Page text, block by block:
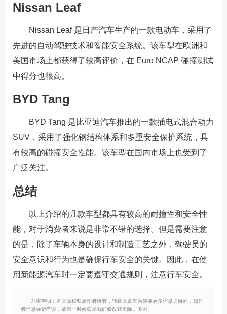
Nissan Leaf
Nissan Leaf 是日产汽车生产的一款电动车，采用了
先进的自动驾驶技术和智能安全系统。该车型在欧洲和
美国市场上都获得了较高评价，在 Euro NCAP 碰撞测试
中得分也很高。
BYD Tang
BYD Tang 是比亚迪汽车推出的一款插电式混合动力
SUV，采用了强化钢结构体系和多重安全保护系统，具
有较高的碰撞安全性能。该车型在国内市场上也受到了
广泛关注。
总结
以上介绍的几款车型都具有较高的耐撞性和安全性
能，对于消费者来说是非常不错的选择。但是需要注意
的是，除了车辆本身的设计和制造工艺之外，驾驶员的
安全意识和行为也是确保行车安全的关键。因此，在使
用新能源汽车时一定要遵守交通规则，注意行车安全。
郑重声明：本文版权归原作者所有，转载文章仅为传播更多信息之目的，如作
者信息标记有误，请第一时候联系我们修改或删除，多谢。